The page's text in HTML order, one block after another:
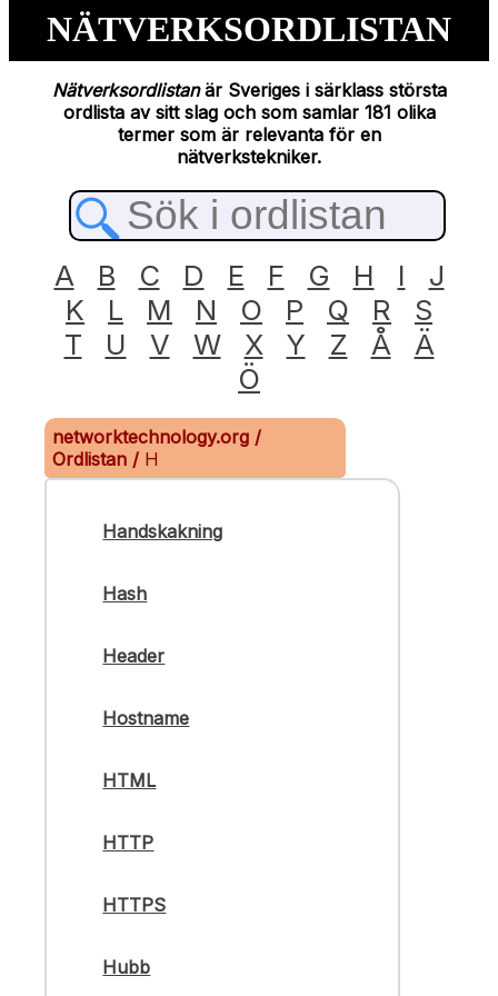
NÄTVERKSORDLISTAN
Nätverksordlistanär Sveriges i särklass största
ordlista av sitt slag och som samlar 181 olika
termer som är relevanta för en
nätverkstekniker.
A B C D E F G H I
J
K
L M N O P Q R
S
T
U V W X Y Z Å
Ä
Ö
networktechnology.org /
Ordlistan / H
Handskakning
Hash
Header
Hostname
HTML
HTTP
HTTPS
Hubb